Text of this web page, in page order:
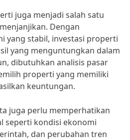
juga menjadi salah satu
Dengan
yang stabil, investasi properti
yang menguntungkan dalam
dibutuhkan analisis pasar
properti yang memiliki
keuntungan.
juga perlu memperhatikan
seperti kondisi ekonomi
dan perubahan tren